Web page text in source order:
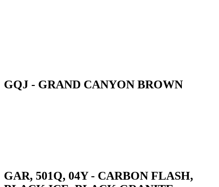
GQJ - GRAND CANYON BROWN
GAR, 501Q, 04Y - CARBON FLASH,